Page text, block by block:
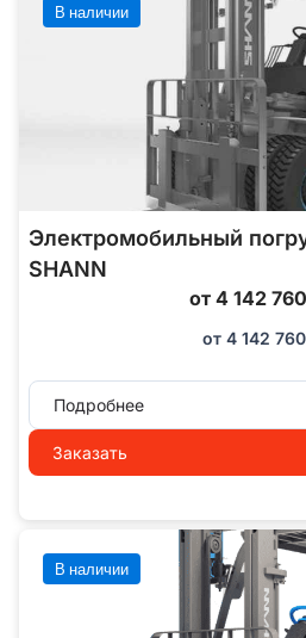
В наличии
Электромобильный
SHANN
от 4 142
от 4 142 760
Подробнее
Заказать
В наличии